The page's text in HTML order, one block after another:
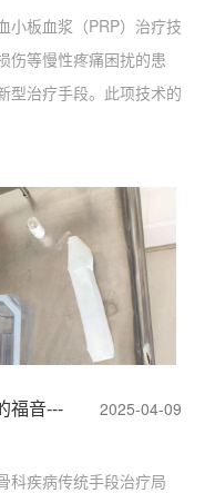
小板血浆（PRP）治疗技
伤等慢性疼痛困扰的患
型治疗手段。此项技术的
物治疗”与“再生医学”
2025-04-09
福音---
科疾病传统手段治疗局